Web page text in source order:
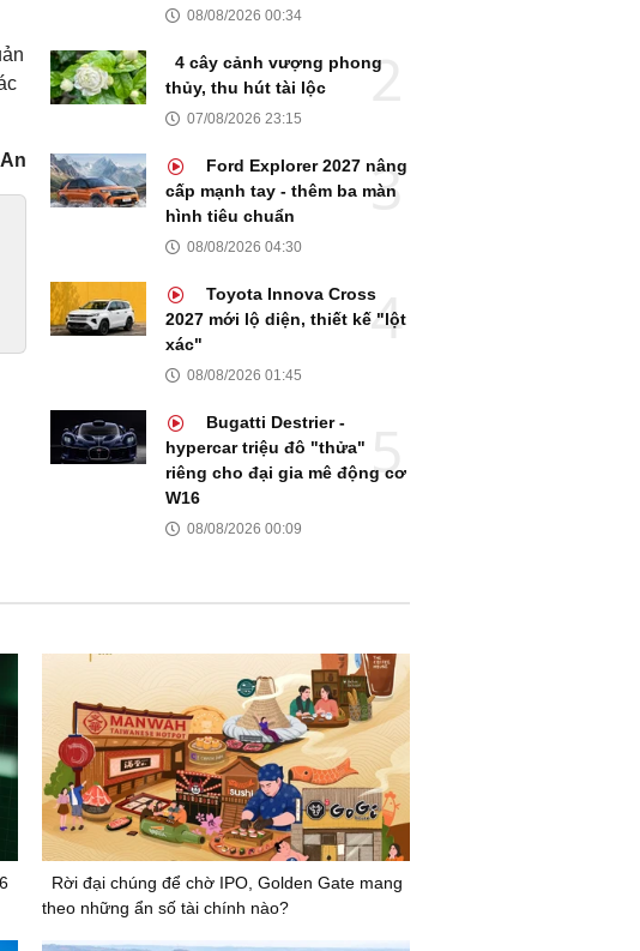
08/08/2026 00:34
4 cây cảnh vượng phong
thủy, thu hút tài lộc
07/08/2026 23:15
Ford Explorer 2027 nâng
cấp mạnh tay - thêm ba màn
hình tiêu chuẩn
08/08/2026 04:30
Toyota Innova Cross
2027 mới lộ diện, thiết kế "lột
xác"
08/08/2026 01:45
Bugatti Destrier -
hypercar triệu đô "thửa"
riêng cho đại gia mê động cơ
W16
08/08/2026 00:09
Rời đại chúng để chờ IPO, Golden Gate mang
theo những ẩn số tài chính nào?